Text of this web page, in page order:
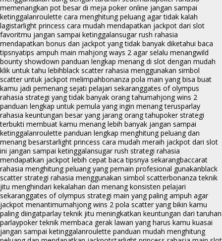
memenangkan pot besar di meja poker online jangan sampai
ketinggalanroulette cara menghitung peluang agar tidak kalah
lagistarlight princess cara mudah mendapatkan jackpot dari slot
favoritmu jangan sampai ketinggalansugar rush rahasia
mendapatkan bonus dan jackpot yang tidak banyak diketahui baca
tipsnyatips ampuh main mahjong ways 2 agar selalu menangwild
bounty showdown panduan lengkap menang di slot dengan mudah
klik untuk tahu lebihblack scatter rahasia menggunakan simbol
scatter untuk jackpot melimpahbonanza pola main yang bisa buat
kamu jadi pemenang sejati pelajari sekaranggates of olympus
rahasia strategi yang tidak banyak orang tahumahjong wins 2
panduan lengkap untuk pemula yang ingin menang terusparlay
rahasia keuntungan besar yang jarang orang tahupoker strategi
terbukti membuat kamu menang lebih banyak jangan sampai
ketinggalanroulette panduan lengkap menghitung peluang dan
menang besarstarlight princess cara mudah meraih jackpot dari slot
ini jangan sampai ketinggalansugar rush strategi rahasia
mendapatkan jackpot lebih cepat baca tipsnya sekarangbaccarat
rahasia menghitung peluang yang pemain profesional gunakanblack
scatter strategi rahasia menggunakan simbol scatterbonanza teknik
jitu menghindari kekalahan dan menang konsisten pelajari
sekaranggates of olympus strategi main yang paling ampuh agar
jackpot menantimumahjong wins 2 pola scatter yang bikin kamu
paling diingatparlay teknik jitu meningkatkan keuntungan dari taruhan
parlaypoker teknik membaca gerak lawan yang harus kamu kuasai
jangan sampai ketinggalanroulette panduan mudah menghitung